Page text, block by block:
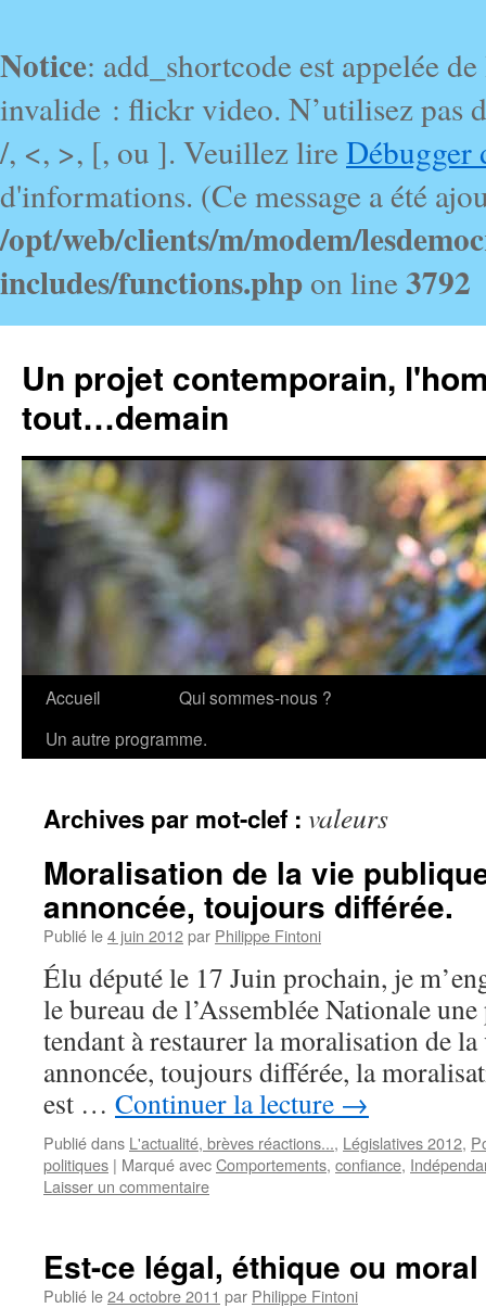
Notice: add_shortcode est appelée
invalide : flickr video. N’utilisez pas
/, <, >, [, ou ]. Veuillez lireDébugger
d'informations. (Ce message a été
/opt/web/clients/m/modem/
includes/functions.php on line3792
Un projet contemporain,
tout…demain
Aller
Accueil
Qui sommes-nous ?
Un autre programme.
Archives par mot-clef : valeurs
Moralisation de la vie
annoncée, toujours différée.
Publié le4 juin 2012par Philippe Fintoni
Élu député le 17 Juin prochain, je
le bureau de l’Assemblée Nationale
tendant à restaurer la moralisation de
annoncée, toujours différée, la
est … Continuer la lecture →
Publié dans L'actualité, brèves réactions..., Législatives 2012,
politiques | Marqué avecComportements, confiance,
Laisser un commentaire
Est-ce légal, éthique ou
Publié le24 octobre 2011 par Philippe Fintoni